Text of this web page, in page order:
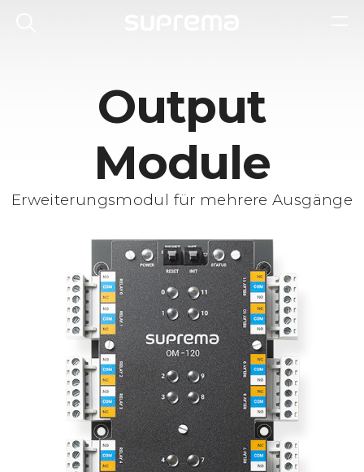
Output
Module
Erweiterungsmodul für mehrere Ausgänge